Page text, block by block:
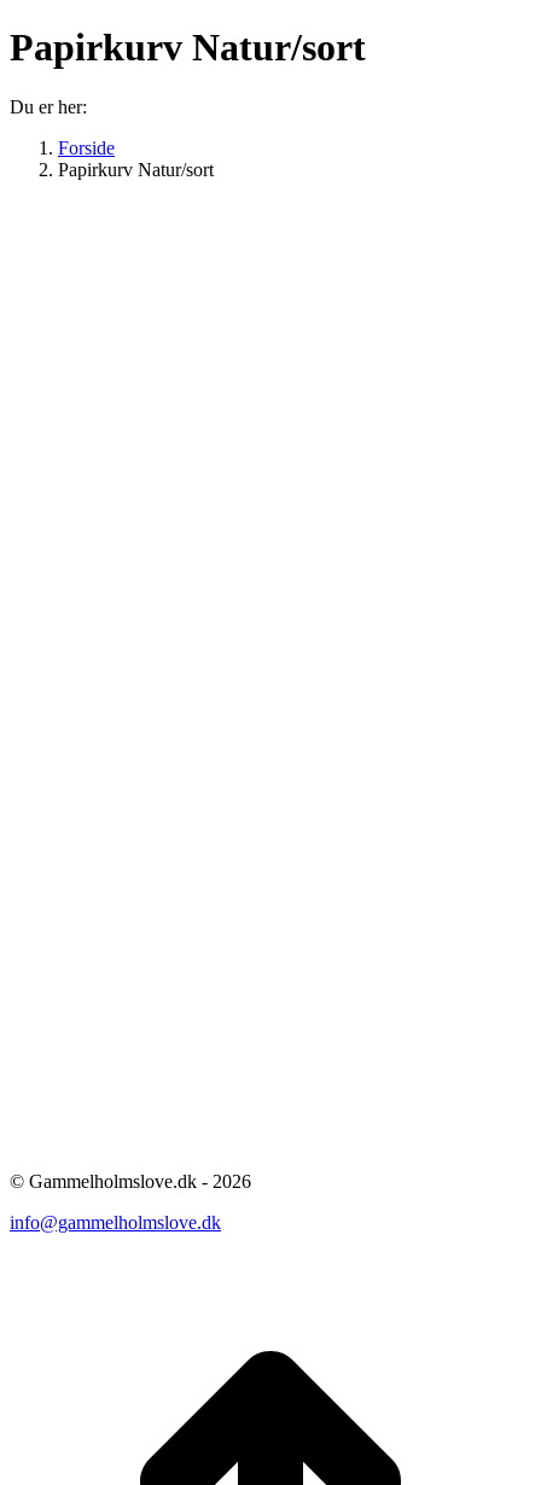
Papirkurv Natur/sort
Du er her:
Forside
Papirkurv Natur/sort
© Gammelholmslove.dk - 2026
info@gammelholmslove.dk